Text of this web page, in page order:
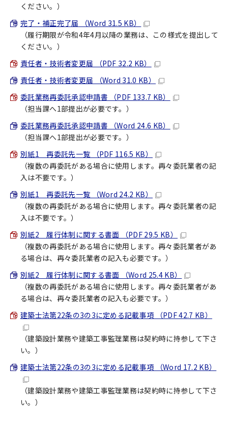
ください。）
完了・補正完了届 （Word 31.5 KB）
（履行期限が令和4年4月以降の業務は、この様式を提出して
ください。）
責任者・技術者変更届 （PDF 32.2 KB）
責任者・技術者変更届 （Word 31.0 KB）
委託業務再委託承認申請書 （PDF 133.7 KB）
（担当課へ1部提出が必要です。）
委託業務再委託承認申請書 （Word 24.6 KB）
（担当課へ1部提出が必要です。）
別紙1 再委託先一覧 （PDF 116.5 KB）
（複数の再委託がある場合に使用します。再々委託業者の記
入は不要です。）
別紙1 再委託先一覧 （Word 24.2 KB）
（複数の再委託がある場合に使用します。再々委託業者の記
入は不要です。）
別紙2 履行体制に関する書面 （PDF 29.5 KB）
（複数の再委託がある場合に使用します。再々委託業者があ
る場合は、再々委託業者の記入も必要です。）
別紙2 履行体制に関する書面 （Word 25.4 KB）
（複数の再委託がある場合に使用します。再々委託業者があ
る場合は、再々委託業者の記入も必要です。）
建築士法第22条の3の3に定める記載事項 （PDF 42.7 KB）
（建築設計業務や建築工事監理業務は契約時に持参して下さ
い。）
建築士法第22条の3の3に定める記載事項 （Word 17.2 KB）
（建築設計業務や建築工事監理業務は契約時に持参して下さ
い。）